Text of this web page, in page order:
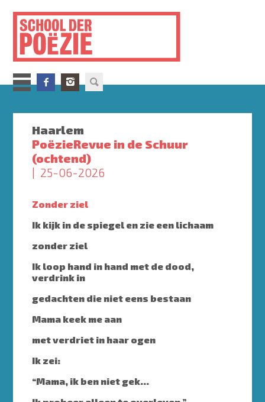
inhoud
gaan
Haarlem
PoëzieRevue in de Schuur
(ochtend)
25-06-2026
Zonder ziel
Ik kijk in de spiegel en zie een lichaam
zonder ziel
Ik loop hand in hand met de dood,
verdrink in
gedachten die niet eens bestaan
Mama keek me aan
met verdriet in haar ogen
Ik zei:
“Mama, ik ben niet gek…